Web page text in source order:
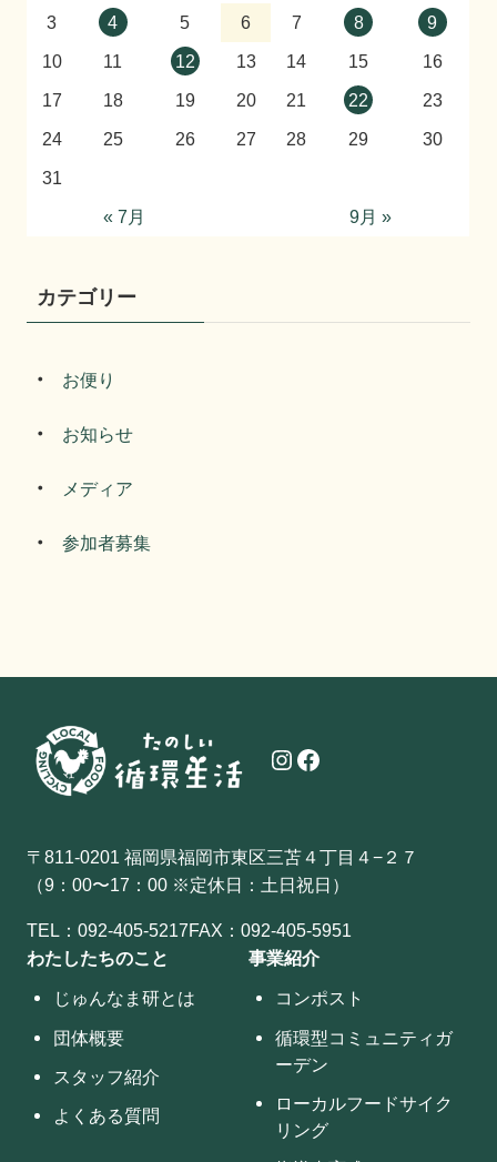
3
4 5 6 7 8
9
10
11 12 13 14 15
16
17
18 19 20 21 22
23
24
25 26 27 28 29
30
31
« 7月
9月 »
カテゴリー
お便り
お知らせ
メディア
参加者募集
Instagram Facebook
〒811-0201 福岡県福岡市東区三苫４丁目４−２７
（9：00〜17：00 ※定休日：土日祝日）
TEL：092-405-5217FAX：092-405-5951
わたしたちのこと
じゅんなま研とは
団体概要
スタッフ紹介
よくある質問
事業紹介
コンポスト
循環型コミュニティガ
ーデン
ローカルフードサイク
リング